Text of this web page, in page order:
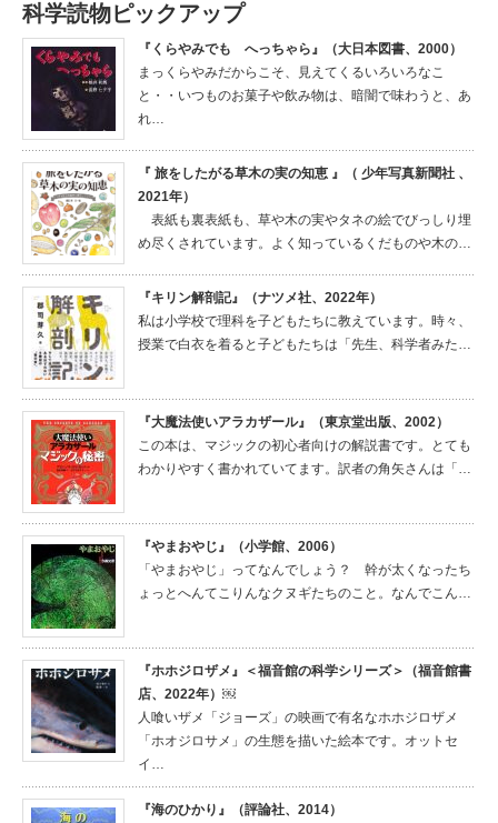
科学読物ピックアップ
『くらやみでも へっちゃら』（大日本図書、2000）
まっくらやみだからこそ、見えてくるいろいろなこ
と・・いつものお菓子や飲み物は、暗闇で味わうと、あ
れ…
『 旅をしたがる草木の実の知恵 』（ 少年写真新聞社 、
2021年）
表紙も裏表紙も、草や木の実やタネの絵でびっしり埋
め尽くされています。よく知っているくだものや木の…
『キリン解剖記』（ナツメ社、2022年）
私は小学校で理科を子どもたちに教えています。時々、
授業で白衣を着ると子どもたちは「先生、科学者みた…
『大魔法使いアラカザール』（東京堂出版、2002）
この本は、マジックの初心者向けの解説書です。とても
わかりやすく書かれていてます。訳者の角矢さんは「…
『やまおやじ』（小学館、2006）
「やまおやじ」ってなんでしょう？ 幹が太くなったち
ょっとへんてこりんなクヌギたちのこと。なんでこん…
『ホホジロザメ』＜福音館の科学シリーズ＞（福音館書
店、2022年）￼
人喰いザメ「ジョーズ」の映画で有名なホホジロザメ
「ホオジロサメ」の生態を描いた絵本です。オットセ
イ…
『海のひかり』（評論社、2014）